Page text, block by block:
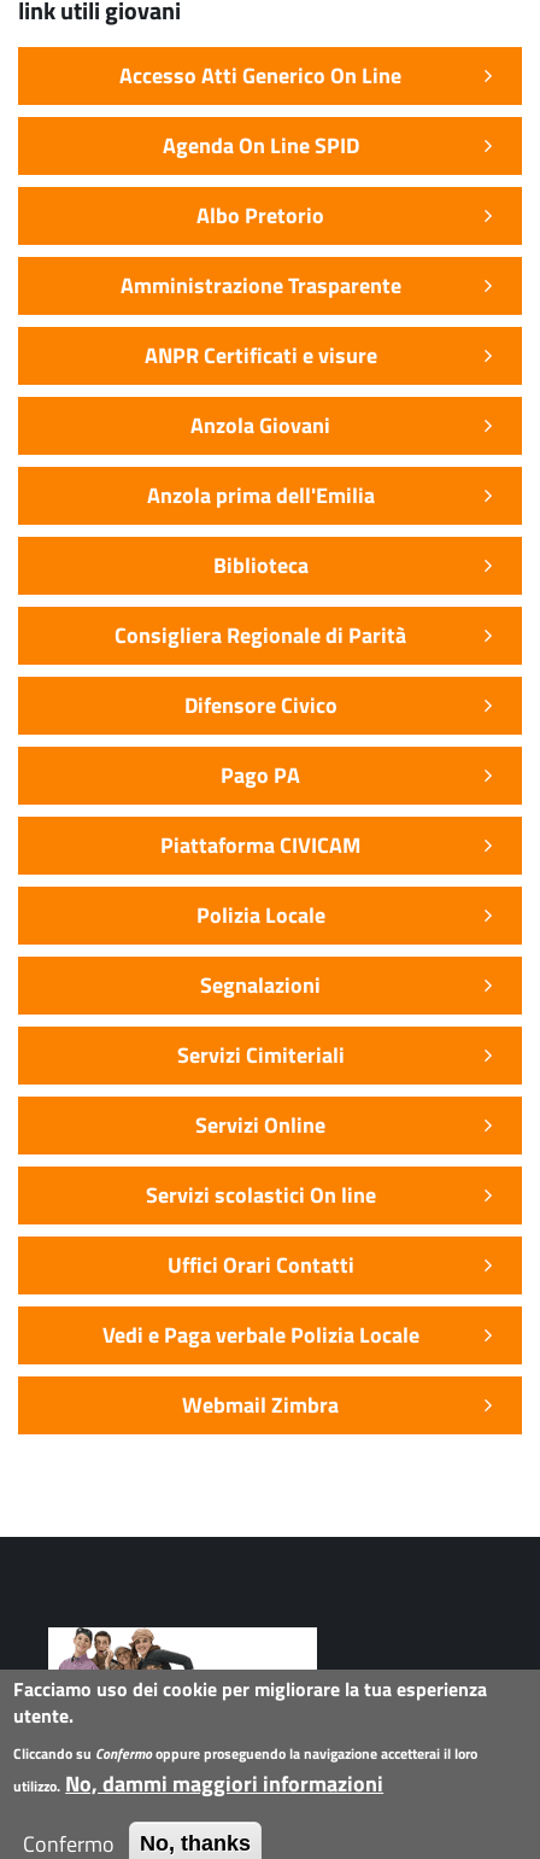
link utili giovani
Accesso Atti Generico On Line
Agenda On Line SPID
Albo Pretorio
Amministrazione Trasparente
ANPR Certificati e visure
Anzola Giovani
Anzola prima dell'Emilia
Biblioteca
Consigliera Regionale di Parità
Difensore Civico
Pago PA
Piattaforma CIVICAM
Polizia Locale
Segnalazioni
Servizi Cimiteriali
Servizi Online
Servizi scolastici On line
Uffici Orari Contatti
Vedi e Paga verbale Polizia Locale
Webmail Zimbra
Seguici su
social
Youtube
Facciamo uso dei cookie per migliorare la tua esperienza
utente.
Cliccando su Confermooppure proseguendo la navigazione accetterai il loro
utilizzo. No, dammi maggiori informazioni
Confermo
No, thanks